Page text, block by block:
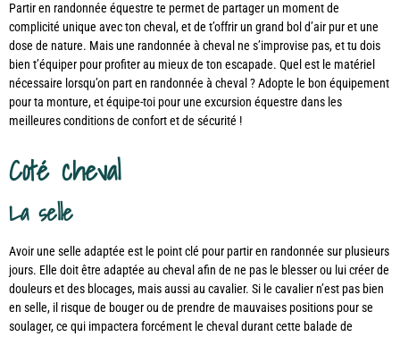
Partir en randonnée équestre te permet de partager un moment de
complicité unique avec ton cheval, et de t’offrir un grand bol d’air pur et une
dose de nature. Mais une randonnée à cheval ne s’improvise pas, et tu dois
bien t’équiper pour profiter au mieux de ton escapade. Quel est le matériel
nécessaire lorsqu’on part en randonnée à cheval ?Adopte le bon équipement
pour ta monture, et équipe-toi pour une excursion équestre dans les
meilleures conditions de confort et de sécurité !
Coté cheval
La selle
Avoir une selle adaptée est le point clé pour partir en randonnée sur plusieurs
jours. Elle doit être adaptée au cheval afin de ne pas le blesser ou lui créer de
douleurs et des blocages, mais aussi au cavalier. Si le cavalier n’est pas bien
en selle, il risque de bouger ou de prendre de mauvaises positions pour se
soulager, ce qui impactera forcément le cheval durant cette balade de